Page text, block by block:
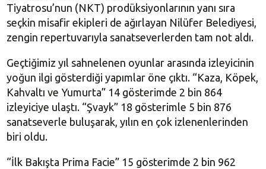
Tiyatrosu’nun (NKT) prodüksiyonlarının yanı sıra
seçkin misafir ekipleri de ağırlayan Nilüfer Belediyesi,
zengin repertuvarıyla sanatseverlerden tam not aldı.
Geçtiğimiz yıl sahnelenen oyunlar arasında izleyicinin
yoğun ilgi gösterdiği yapımlar öne çıktı. “Kaza, Köpek,
Kahvaltı ve Yumurta” 14 gösterimde 2 bin 864
izleyiciye ulaştı. “Şvayk” 18 gösterimle 5 bin 876
sanatseverle buluşarak, yılın en çok izlenenlerinden
biri oldu.
“İlk Bakışta Prima Facie” 15 gösterimde 2 bin 962